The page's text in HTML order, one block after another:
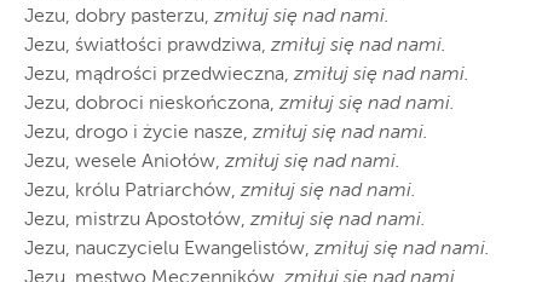
Jezu, dobry pasterzu, zmiłuj się nad nami.
Jezu, światłości prawdziwa, zmiłuj się nad nami.
Jezu, mądrości przedwieczna, zmiłuj się nad nami.
Jezu, dobroci nieskończona, zmiłuj się nad nami.
Jezu, drogo i życie nasze, zmiłuj się nad nami.
Jezu, wesele Aniołów, zmiłuj się nad nami.
Jezu, królu Patriarchów, zmiłuj się nad nami.
Jezu, mistrzu Apostołów, zmiłuj się nad nami.
Jezu, nauczycielu Ewangelistów, zmiłuj się nad nami.